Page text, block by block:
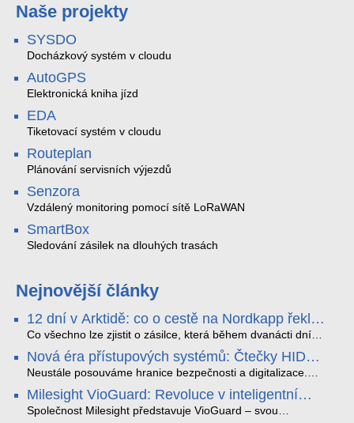
Naše projekty
SYSDO
Docházkový systém v cloudu
AutoGPS
Elektronická kniha jízd
EDA
Tiketovací systém v cloudu
Routeplan
Plánování servisních výjezdů
Senzora
Vzdálený monitoring pomocí sítě LoRaWAN
SmartBox
Sledování zásilek na dlouhých trasách
Nejnovější články
12 dní v Arktidě: co o cestě na Nordkapp řekla
data ze SMARTBOX 2 MAX
Co všechno lze zjistit o zásilce, která během dvanácti dní
projede Arktidou? SMARTBOX 2 MAX jsme vzali na trasu z
Tromsø přes Lofoty, Kirunu a finské Laponsko až na
Nordkapp. Bez jediného dobití, v mrazu až −13 °C a mimo
otřesy i náklon. Výsledkem není jen čára na mapě, ale
podrobný datový příběh celé cesty.
Nová éra přístupových systémů: Čtečky HID
Signo
Neustále posouváme hranice bezpečnosti a digitalizace.
v oblasti kontroly přístupu – moderní a vysoce univerzální
čtečky HID Signo.
Milesight VioGuard: Revoluce v inteligentní
detekci dopravních přestupků
Společnost Milesight představuje VioGuard – svou